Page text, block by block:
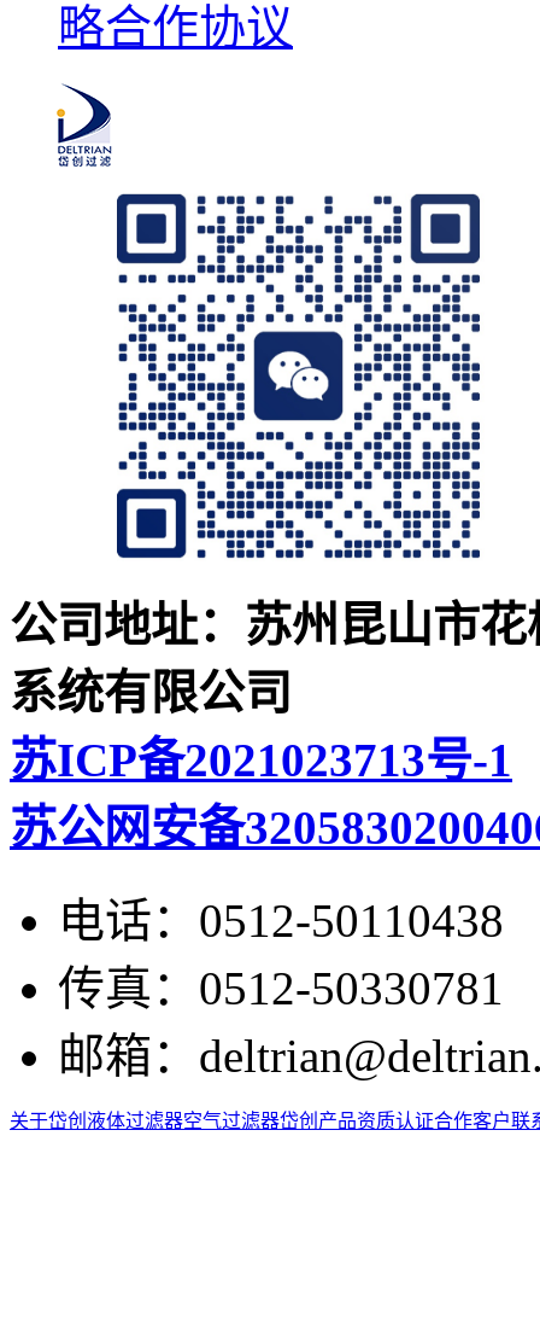
略合作协议
公司地址：苏州昆山市
系统有限公司
苏ICP备2021023713号-1
苏公网安备
电话： 0512-50110438
传真： 0512-50330781
邮箱：
关于岱创 液体过滤器空气过滤器岱创产品资质认证合作客户联